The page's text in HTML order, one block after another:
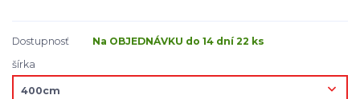
Dostupnosť
Na OBJEDNÁVKU do 14 dní 22 ks
šírka